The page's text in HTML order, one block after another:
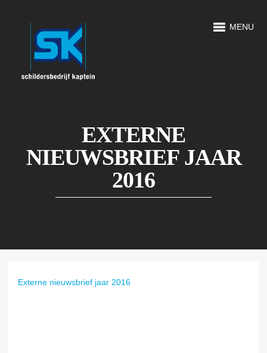
MENU
EXTERNE
NIEUWSBRIEF JAAR
2016
Externe nieuwsbrief jaar 2016